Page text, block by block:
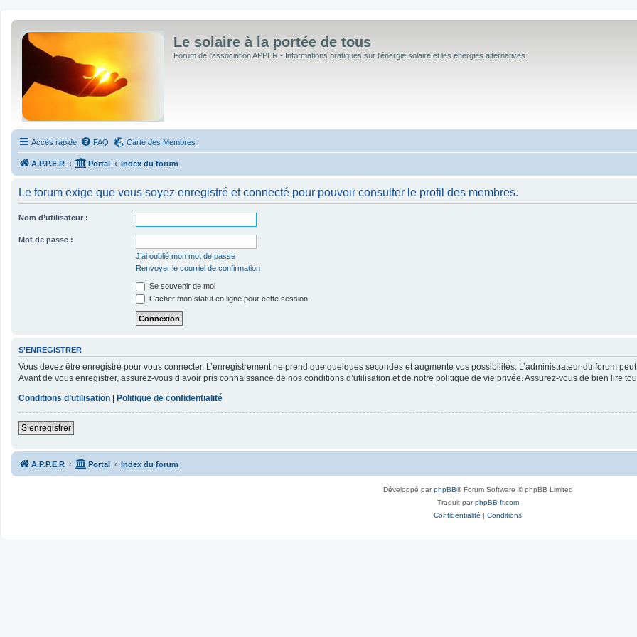
Le solaire à la portée de tous
Forum de l'association APPER - Informations pratiques sur l'énergie solaire et les énergies alternatives.
Accès rapide FAQ Carte des Membres
A.P.P.E.R Portal Index du forum
Le forum exige que vous soyez enregistré et connecté pour pouvoir consulter le profil des membres.
Nom d’utilisateur :
Mot de passe :
J’ai oublié mon mot de passe
Renvoyer le courriel de confirmation
Se souvenir de moi
Cacher mon statut en ligne pour cette session
S’ENREGISTRER
Vous devez être enregistré pour vous connecter. L’enregistrement ne prend que quelques secondes et augmente vos possibilités. L’administrateur du forum
Avant de vous enregistrer, assurez-vous d’avoir pris connaissance de nos conditions d’utilisation et de notre politique de vie privée. Assurez-vous de bien lire
Conditions d’utilisation | Politique de confidentialité
S’enregistrer
A.P.P.E.R Portal Index du forum
Développé parphpBB® Forum Software © phpBB Limited
Traduit parphpBB-fr.com
Confidentialité | Conditions